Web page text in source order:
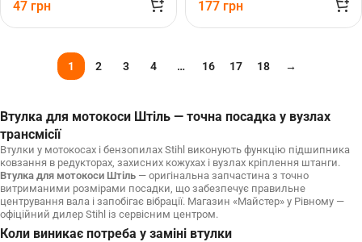
47 грн 177 грн
1 2 3 4 … 16 17 18 →
Втулка для мотокоси Штіль — точна посадка у вузлах
трансмісії
Втулки у мотокосах і бензопилах Stihl виконують функцію підшипника
ковзання в редукторах, захисних кожухах і вузлах кріплення штанги.
Втулка для мотокоси Штіль — оригінальна запчастина з точно
витриманими розмірами посадки, що забезпечує правильне
центрування вала і запобігає вібрації. Магазин «Майстер» у Рівному —
офіційний дилер Stihl із сервісним центром.
Коли виникає потреба у заміні втулки